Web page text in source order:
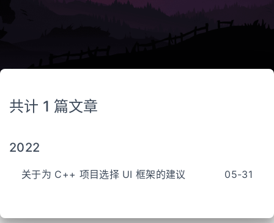
共计 1 篇文章
2022
关于为 C++ 项目选择 UI 框架的建议 05-31